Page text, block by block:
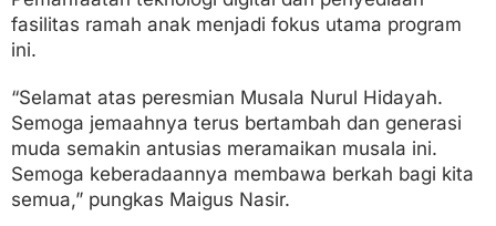
fasilitas ramah anak menjadi fokus utama program
ini.
“Selamat atas peresmian Musala Nurul Hidayah.
Semoga jemaahnya terus bertambah dan generasi
muda semakin antusias meramaikan musala ini.
Semoga keberadaannya membawa berkah bagi kita
semua,” pungkas Maigus Nasir.